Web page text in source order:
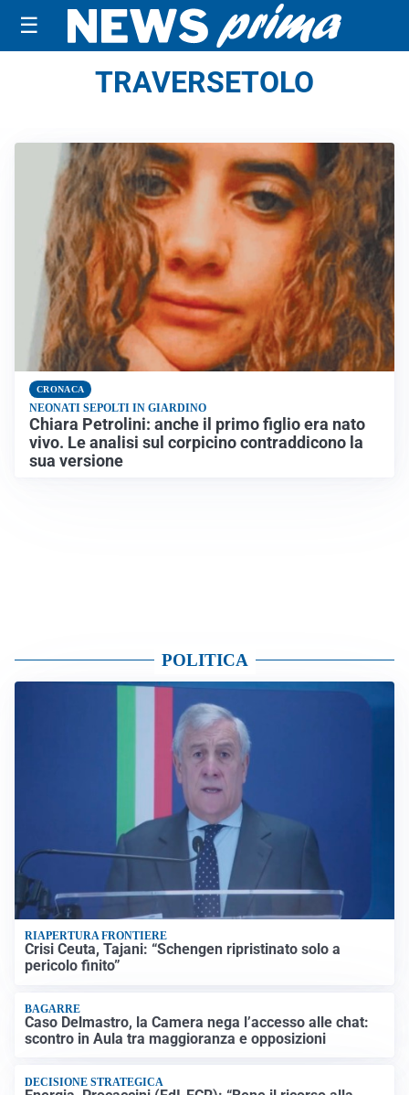
☰
TRAVERSETOLO
CRONACA
NEONATI SEPOLTI IN GIARDINO
Chiara Petrolini: anche il primo figlio era nato
vivo. Le analisi sul corpicino contraddicono la
sua versione
POLITICA
RIAPERTURA FRONTIERE
Crisi Ceuta, Tajani: “Schengen ripristinato solo a
pericolo finito”
BAGARRE
Caso Delmastro, la Camera nega l’accesso alle chat:
scontro in Aula tra maggioranza e opposizioni
DECISIONE STRATEGICA